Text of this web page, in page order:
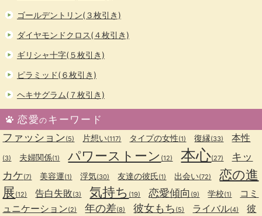
ゴールデントリン(３枚引き)
ダイヤモンドクロス(４枚引き)
ギリシャ十字(５枚引き)
ピラミッド(６枚引き)
ヘキサグラム(７枚引き)
恋愛のキーワード
ファッション(5) 片想い(117) タイプの女性(1) 復縁(33) 本性
(3) 夫婦関係(1) パワーストーン (12) 本心(27)
キッ
カケ(7) 美容運(1) 浮気(30) 友達の彼氏(1) 出会い(72)
恋の進
展(12) 告白失敗(3) 気持ち (19) 恋愛傾向 (9) 学校(1)
コミ
ュニケーション(2) 年の差(8) 彼女もち (5) ライバル(4)
彼